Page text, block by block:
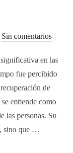
Sin comentarios
en las
fue percibido
de
entiende como
las personas. Su
sino que …